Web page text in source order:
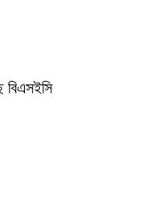
বিএসইসি